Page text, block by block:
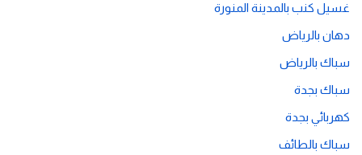
غسيل كنب بالمدينة المنورة
دهان بالرياض
سباك بالرياض
سباك بجدة
كهربائي بجدة
سباك بالطائف